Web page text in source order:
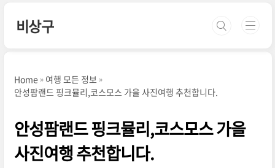
비상구
Home
여행 모든 정보
안성팜랜드 핑크뮬리,코스모스 가을 사진여행 추천합니다.
안성팜랜드 핑크뮬리,코스모스 가을
사진여행 추천합니다.